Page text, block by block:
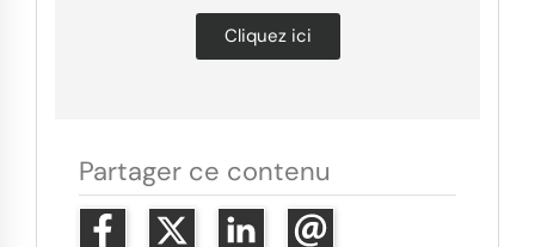
Cliquez ici
Partager ce contenu